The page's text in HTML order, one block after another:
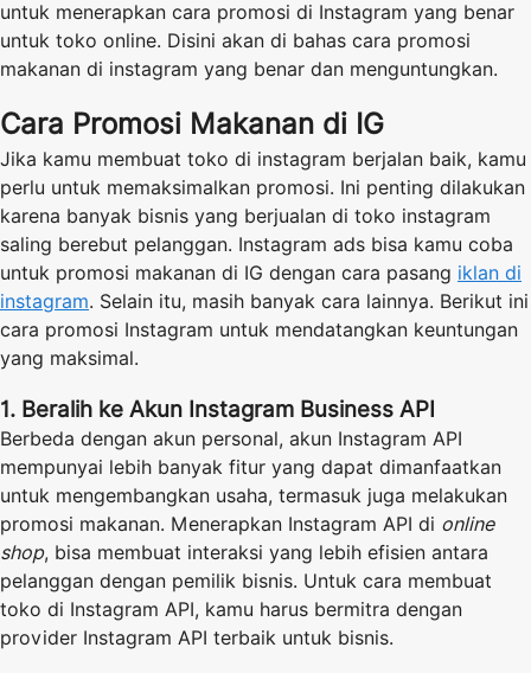
untuk menerapkan cara promosi di Instagram yang benar
untuk toko online. Disini akan di bahas cara promosi
makanan di instagram yang benar dan menguntungkan.
Cara Promosi Makanan di IG
Jika kamu membuat toko di instagram berjalan baik, kamu
perlu untuk memaksimalkan promosi. Ini penting dilakukan
karena banyak bisnis yang berjualan di toko instagram
saling berebut pelanggan. Instagram ads bisa kamu coba
untuk promosi makanan di IG dengan cara pasang iklan di
instagram. Selain itu, masih banyak cara lainnya. Berikut ini
cara promosi Instagram untuk mendatangkan keuntungan
yang maksimal.
1. Beralih ke Akun Instagram Business API
Berbeda dengan akun personal, akun Instagram API
mempunyai lebih banyak fitur yang dapat dimanfaatkan
untuk mengembangkan usaha, termasuk juga melakukan
promosi makanan. Menerapkan Instagram API di online
shop, bisa membuat interaksi yang lebih efisien antara
pelanggan dengan pemilik bisnis. Untuk cara membuat
toko di Instagram API, kamu harus bermitra dengan
provider Instagram API terbaik untuk bisnis.